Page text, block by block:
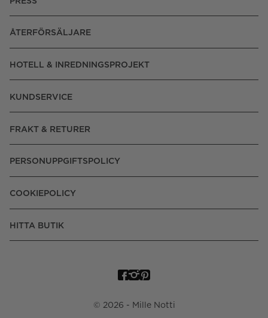
ÅTERFÖRSÄLJARE
HOTELL & INREDNINGSPROJEKT
KUNDSERVICE
FRAKT & RETURER
PERSONUPPGIFTSPOLICY
COOKIEPOLICY
HITTA BUTIK
© 2026 - Mille Notti